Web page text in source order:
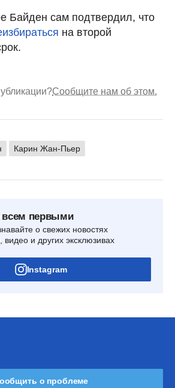
Байден сам подтвердил, что
на второй
Сообщите нам об этом.
Карин Жан-Пьер
всем первыми
о свежих новостях
видео и других эксклюзивах
Instagram
о проблеме